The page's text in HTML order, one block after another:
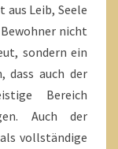
aus Leib, Seele
nicht
sondern ein
dass auch der
Bereich
Auch der
vollständige